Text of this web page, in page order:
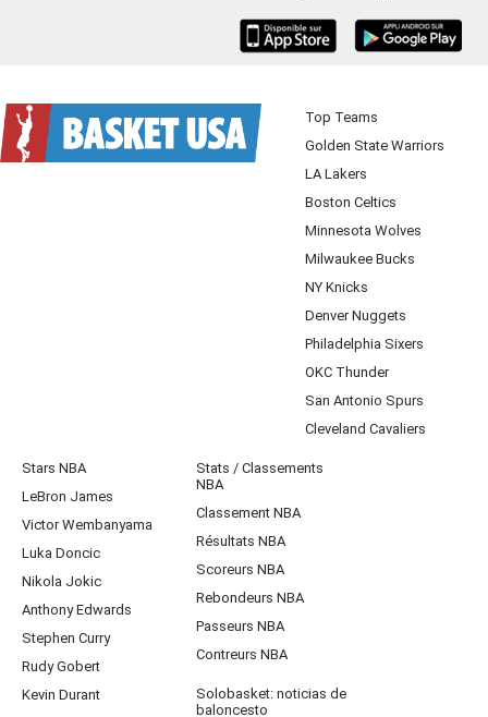
Top Teams
Golden State Warriors
LA Lakers
Boston Celtics
Minnesota Wolves
Milwaukee Bucks
NY Knicks
Denver Nuggets
Philadelphia Sixers
OKC Thunder
San Antonio Spurs
Cleveland Cavaliers
Stars NBA
LeBron James
Victor Wembanyama
Luka Doncic
Nikola Jokic
Anthony Edwards
Stephen Curry
Rudy Gobert
Kevin Durant
Stats / Classements
NBA
Classement NBA
Résultats NBA
Scoreurs NBA
Rebondeurs NBA
Passeurs NBA
Contreurs NBA
Solobasket: noticias de
baloncesto